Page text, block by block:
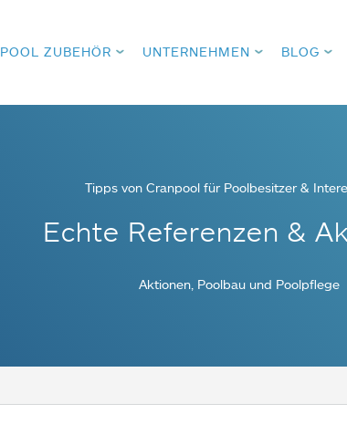
POOL ZUBEHÖR UNTERNEHMEN BLOG
Tipps von Cranpool für Poolbesitzer &
Echte Referenzen &
Aktionen, Poolbau und Poolpflege